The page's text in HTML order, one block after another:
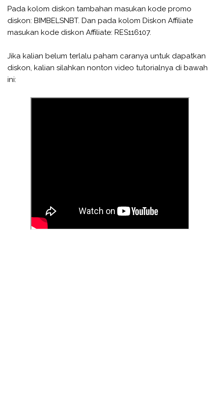
Pada kolom diskon tambahan masukan kode promo
diskon: BIMBELSNBT. Dan pada kolom Diskon Affiliate
masukan kode diskon Affiliate: RES116107.
Jika kalian belum terlalu paham caranya untuk dapatkan
diskon, kalian silahkan nonton video tutorialnya di bawah
ini: